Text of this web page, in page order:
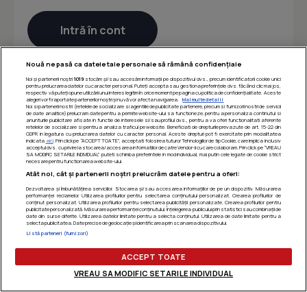
Nouă ne pasă ca datele tale personale să rămână confidențiale
Noi și partenerii noștri 1019stocăm și/sau accesăm informații pe dispozitivul dvs., precum identificatorii cookie unici
pentru prelucrarea datelor cu caracter personal. Puteți accepta sau gestiona preferințele dvs. făcând clic mai jos,
respectiv vă puteți opune utilizării unui interes legitim în orice moment pe pagina cu politica de confidențialitate. Aceste
alegeri vor fi raportate partenerilor noștri și nu vă vor afecta navigarea.
Mai multe detalii
Noi si partenerii nostri (retelele de socializare si agentiile de publicitate partenere, precum si furnizorii nostri de servicii
de date analitice) prelucram date pentru a permite website-ului sa functioneze, pentru a personaliza continutul si
anunturile publicitare afisate in functie de interesele si/sau profilul dvs., pentru a va oferi functionalitati aferente
retelelor de socializare si pentru a analiza traficul pe website. Beneficiati de drepturile prevazute de art. 15-22 din
GDPR in legatura cu prelucrarea datelor cu caracter personal. Aceste drepturi pot fi exercitate prin modalitatea
indicata aici. Prin click pe “ACCEPT TOATE”, acceptati folosirea tuturor Tehnologiilor de tip Cookie, care implica inclusiv
acceptul dvs. cu privire la stocarea/accesarea informatiilor de catre Vendor-ii cu care colaboram. Prin click pe “VREAU
SA MODIFIC SETARILE INDIVIDUAL” puteti schimba preferintele in mod individual, mai putin cele legate de cookie strict
necesare pentru functionarea website-ului.
Atât noi, cât și partenerii noștri prelucrăm datele pentru a oferi:
Dezvoltarea și îmbunătățirea serviciilor. Stocarea și/sau accesarea informațiilor de pe un dispozitiv. Măsurarea
performanței reclamelor. Utilizarea profilurilor pentru selectarea conținutului personalizat. Crearea profilurilor de
conținut personalizat. Utilizarea profilurilor pentru selectarea publicității personalizate. Crearea profilurilor pentru
publicitate personalizată. Măsurarea performanței conținutului. Înțelegerea publicului prin statistici sau combinații de
date din surse diferite. Utilizarea datelor limitate pentru a selecta conținutul. Utilizarea de date limitate pentru a
selecta publicitatea. Date precise de geolocație și identificarea prin scanarea dispozitivului.
Listă parteneri (furnizori)
ACCEPT TOATE
VREAU SA MODIFIC SETARILE INDIVIDUAL